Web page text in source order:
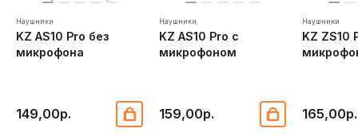
Наушники
KZ AS10 Pro без
микрофона
149,00р.
Наушники
KZ AS10 Pro с
микрофоном
159,00р.
Наушники
KZ ZS10
165,00р.